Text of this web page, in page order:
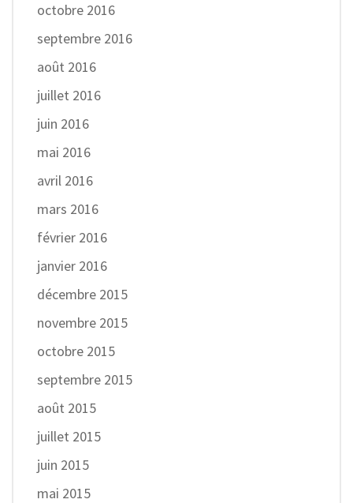
octobre 2016
septembre 2016
août 2016
juillet 2016
juin 2016
mai 2016
avril 2016
mars 2016
février 2016
janvier 2016
décembre 2015
novembre 2015
octobre 2015
septembre 2015
août 2015
juillet 2015
juin 2015
mai 2015